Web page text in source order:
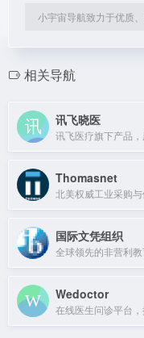
小宇宙导航致力于优质
相关导航
讯飞晓医
Thomasnet
国际文凭组织
Wedoctor